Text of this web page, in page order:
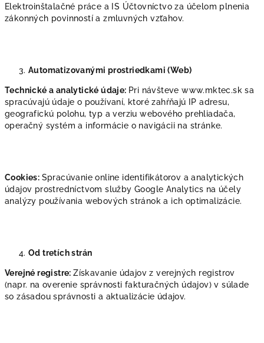
Elektroinštalačné práce a IS Účtovníctvo za účelom plnenia
zákonných povinností a zmluvných vzťahov.
Automatizovanými prostriedkami (Web)
Technické a analytické údaje: Pri návšteve www.mktec.sk sa
spracúvajú údaje o používaní, ktoré zahŕňajú IP adresu,
geografickú polohu, typ a verziu webového prehliadača,
operačný systém a informácie o navigácii na stránke.
Cookies: Spracúvanie online identifikátorov a analytických
údajov prostredníctvom služby Google Analytics na účely
analýzy používania webových stránok a ich optimalizácie.
Od tretích strán
Verejné registre:Získavanie údajov z verejných registrov
(napr. na overenie správnosti fakturačných údajov) v súlade
so zásadou správnosti a aktualizácie údajov.